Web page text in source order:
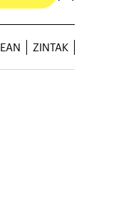
ZINTAK